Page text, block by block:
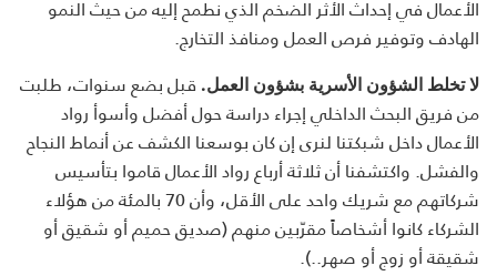
الأعمال في إحداث الأثر الضخم الذي نطمح إليه من حيث النمو
الهادف وتوفير فرص العمل ومنافذ التخارج.
لا تخلط الشؤون الأسرية بشؤون العمل. قبل بضع سنوات، طلبت
من فريق البحث الداخلي إجراء دراسة حول أفضل وأسوأ رواد
الأعمال داخل شبكتنا لنرى إن كان بوسعنا الكشف عن أنماط النجاح
والفشل. واكتشفنا أن ثلاثة أرباع رواد الأعمال قاموا بتأسيس
شركاتهم مع شريك واحد على الأقل، وأن 70 بالمئة من هؤلاء
الشركاء كانوا أشخاصاً مقرّبين منهم (صديق حميم أو شقيق أو
شقيقة أو زوج أو صهر..).